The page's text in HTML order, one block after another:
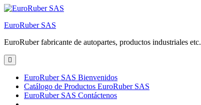
Skip
content
EuroRuber SAS
EuroRuber fabricante de autopartes, productos industriales etc.
Menu
EuroRuber SAS Bienvenidos
Catálogo de Productos EuroRuber SAS
EuroRuber SAS Contáctenos